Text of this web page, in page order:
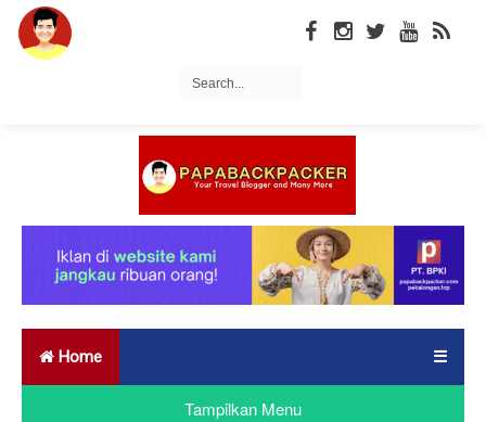
Home ☰
Tampilkan Menu